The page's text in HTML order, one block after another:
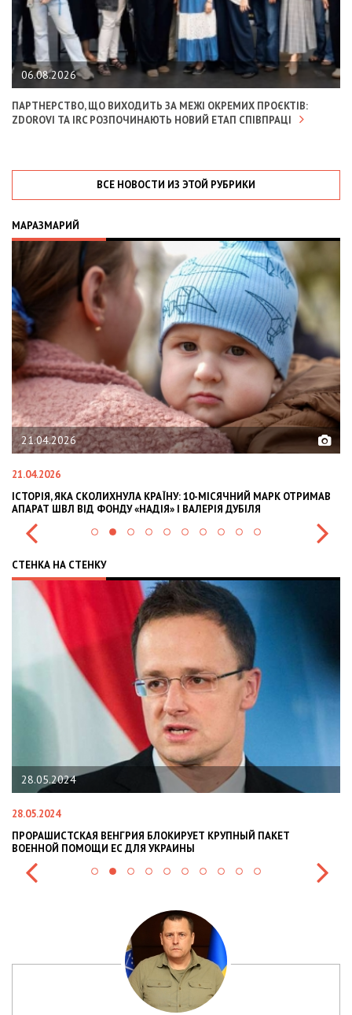
06.08.2026
ПАРТНЕРСТВО, ЩО ВИХОДИТЬ ЗА МЕЖІ ОКРЕМИХ ПРОЄКТІВ:
ZDOROVI ТА IRC РОЗПОЧИНАЮТЬ НОВИЙ ЕТАП СПІВПРАЦІ
ВСЕ НОВОСТИ ИЗ ЭТОЙ РУБРИКИ
МАРАЗМАРИЙ
10-МІСЯЧНИЙ МАРК ОТРИМАВ
І ВАЛЕРІЯ ДУБІЛЯ
02.02.2026
OLEKSII ABASOV: HOW UKRAINIAN
INTERNATIONAL INVESTMENTS
СТЕНКА НА СТЕНКУ
БЛОКИРУЕТ КРУПНЫЙ ПАКЕТ
ДЛЯ УКРАИНЫ
22.01.2024
НАЦПОЛІЦІЯ ЛЯКАЄ